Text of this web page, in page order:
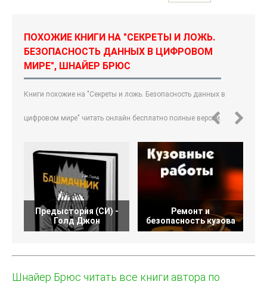
ПОХОЖИЕ КНИГИ НА "СЕКРЕТЫ И ЛОЖЬ.
БЕЗОПАСНОСТЬ ДАННЫХ В ЦИФРОВОМ
МИРЕ", ШНАЙЕР БРЮС
Книги похожие на "Секреты и ложь. Безопасность данных в
цифровом мире" читать онлайн бесплатно полные версии.
Предыстория (СИ) -
Голд Джон
Ремонт и
безопасность кузова
Шнайер Брюс читать все книги автора по